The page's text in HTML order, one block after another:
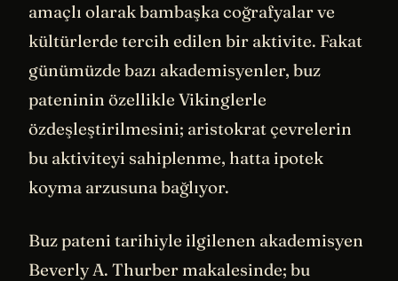
amaçlı olarak bambaşka coğrafyalar ve
kültürlerde tercih edilen bir aktivite. Fakat
günümüzde bazı akademisyenler, buz
pateninin özellikle Vikinglerle
özdeşleştirilmesini; aristokrat çevrelerin
bu aktiviteyi sahiplenme, hatta ipotek
koyma arzusuna bağlıyor.
Buz pateni tarihiyle ilgilenen akademisyen
Beverly A. Thurber makalesinde; bu